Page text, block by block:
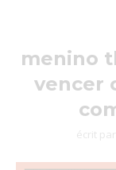
menino
vencer
écrit par